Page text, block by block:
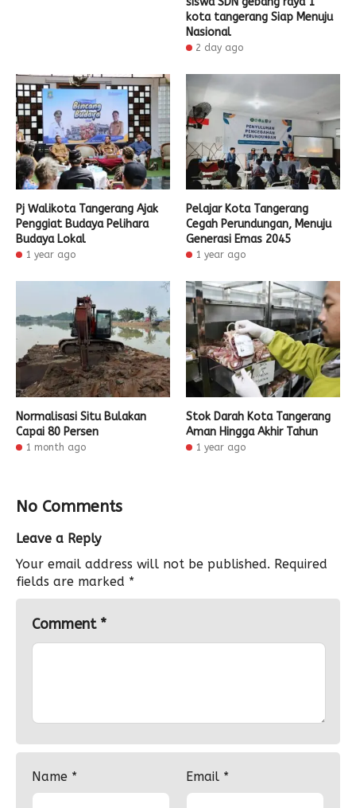
kota tangerang Siap Menuju
Nasional
2 day ago
Pj Walikota Tangerang Ajak
Penggiat Budaya Pelihara
Budaya Lokal
1 year ago
Pelajar Kota Tangerang
Cegah Perundungan, Menuju
Generasi Emas 2045
1 year ago
Normalisasi Situ Bulakan
Capai 80 Persen
1 month ago
Stok Darah Kota Tangerang
Aman Hingga Akhir Tahun
1 year ago
No Comments
Leave a Reply
Your email address will not be published. Required
fields are marked *
Comment *
Name * Email *